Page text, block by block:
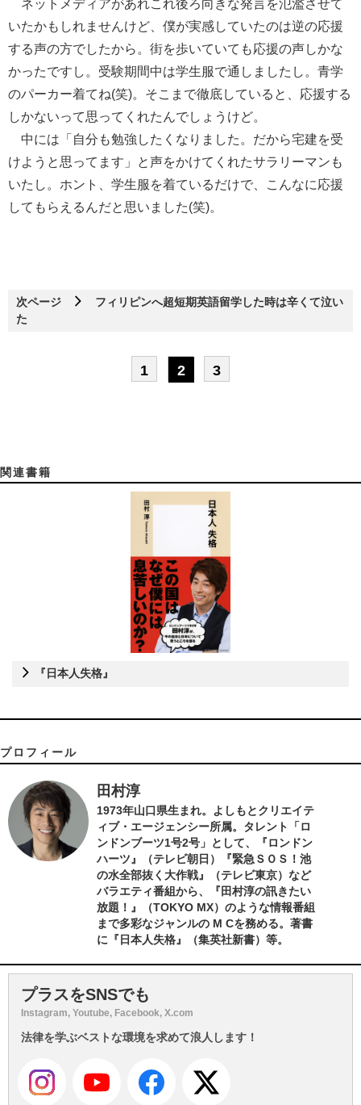
ネットメディアがあれこれ後ろ向きな発言を氾濫させて
いたかもしれませんけど、僕が実感していたのは逆の応援
する声の方でしたから。街を歩いていても応援の声しかな
かったですし。受験期間中は学生服で通しましたし。青学
のパーカー着てね(笑)。そこまで徹底していると、応援する
しかないって思ってくれたんでしょうけど。
中には「自分も勉強したくなりました。だから宅建を受
けようと思ってます」と声をかけてくれたサラリーマンも
いたし。ホント、学生服を着ているだけで、こんなに応援
してもらえるんだと思いました(笑)。
次ページ
フィリピンへ超短期英語留学した時は辛くて泣い
た
1 2 3
関連書籍
『日本人失格』
プロフィール
田村淳
1973年山口県生まれ。よしもとクリエイテ
ィブ・エージェンシー所属。タレント「ロ
ンドンブーツ1号2号」として、『ロンドン
ハーツ』（テレビ朝日）『緊急ＳＯＳ！池
の水全部抜く大作戦』（テレビ東京）など
バラエティ番組から、『田村淳の訊きたい
放題！』（TOKYO MX）のような情報番組
まで多彩なジャンルの M Cを務める。著書
に『日本人失格』（集英社新書）等。
プラスをSNSでも
Instagram, Youtube, Facebook, X.com
法律を学ぶベストな環境を求めて浪人します！